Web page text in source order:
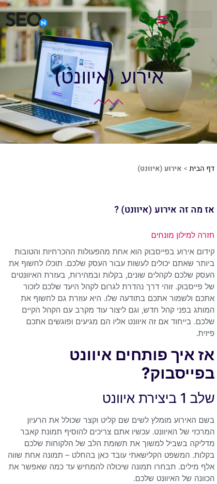
אירוע (איוונט)
דף הבית > אירוע (איוונט)
אז מה זה אירוע (איוונט) ?
חזרה למילון מונחים
קידום אירוע בפייסבוק הוא אחת מהפעולות ההכרחיות והטובות
ביותר שאתם יכולים לעשות עבור העסק שלכם. תוכלו לחשוף את
העסק שלכם לקהלים שונים, בקלות ובמהירות, בעזרת האיוונטים
של פייסבוק. זוהי דרך נהדרת לגרום לקהל היעד שלכם לזכור
אתכם ולשמור אתכם בתודעה שלו. היא עוזרת גם לחשוף את
המותג בפני קהל חדש, וגם ליצור עוד מקרב עם הקהל הקיים
שלכם. בייחוד אם זה איוונט אליו הם מגיעים ופוגשים אתכם
פיזית.
אז איך פותחים איוונט
בפייסבוק?
שלב 1 ביצירת איוונט
בשם האירוע מומלץ לשים שם קליט וקצר שכולל את הרעיון
המרכזי של האיוונט. עכשיו אתם צריכים להוסיף תמונת קאבר
מדליקה בשביל למשוך את תשומת הלב של הלקוחות שלכם
בקלות. המשפט הקלישאתי עובד כאן בהחלט – תמונה אחת שווה
אלף מילים. תבחרו תמונה שיכולה להמחיש עד כמה שאפשר את
הכוונה של האיוונט שלכם.